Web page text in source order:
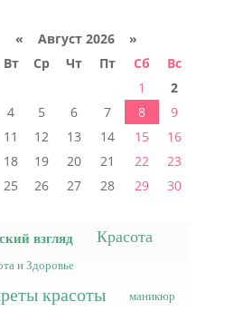
« Август 2026 »
Вт Ср Чт Пт Сб
Вс
1
2
4 5 6 7 8
9
11 12 13 14 15
16
18 19 20 21 22
23
25 26 27 28 29
30
взгляд Красота
и Здоровье
красоты маникюр